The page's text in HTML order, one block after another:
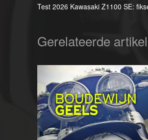
Test 2026 Kawasaki Z1100 SE:
Gerelateerde